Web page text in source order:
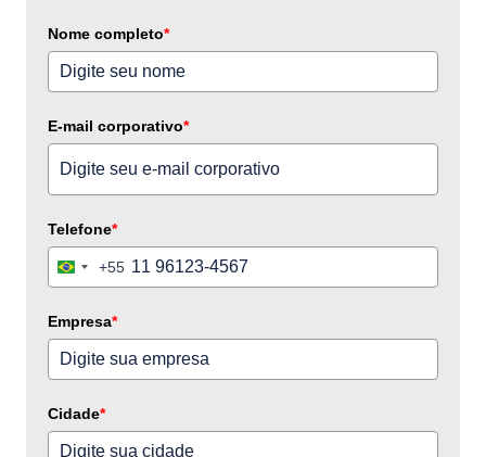
Nome completo*
E-mail corporativo*
Telefone*
Brazil+55
Empresa*
Cidade*